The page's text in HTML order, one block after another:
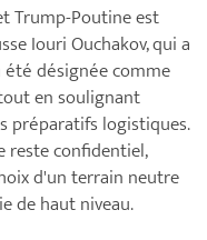
Trump-Poutine est
Iouri Ouchakov, qui a
été désignée comme
en soulignant
préparatifs logistiques.
reste confidentiel,
d'un terrain neutre
de haut niveau.